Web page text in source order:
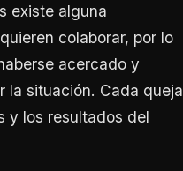
existe alguna
colaborar, por lo
acercado y
la situación. Cada queja
y los resultados del